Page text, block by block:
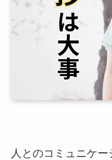
人とのコミュニケ